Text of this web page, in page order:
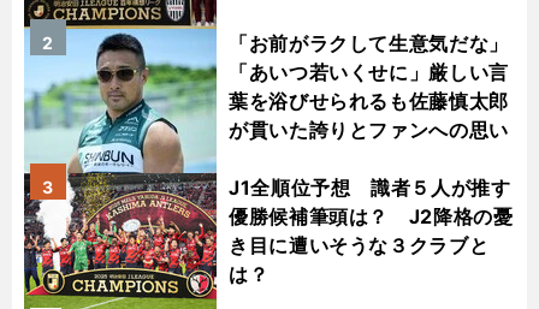
「お前がラクして生意気だな」
「あいつ若いくせに」厳しい言
葉を浴びせられるも佐藤慎太郎
が貫いた誇りとファンへの思い
2
J1全順位予想 識者５人が推す
優勝候補筆頭は？ J2降格の憂
き目に遭いそうな３クラブと
は？
3